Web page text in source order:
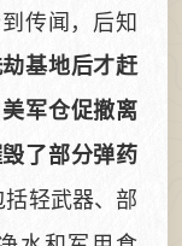
传闻，后知
基地后才赶
美军仓促撤离
了部分弹药
括轻武器、部